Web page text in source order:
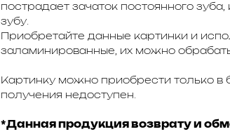
пострадает зачаток постоянного
зубу.
Приобретайте данные картинки и
заламинированные, их можно
Картинку можно приобрести только
получения недоступен.
*Данная продукция возврату и